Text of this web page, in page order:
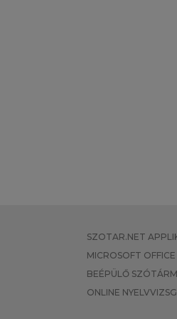
SZOTAR.NET
MICROSOFT
BEÉPÜLŐ
ONLINE